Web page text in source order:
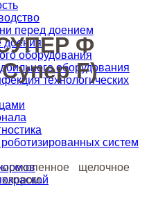
перед доением
доения
оборудования
оборудования
технологических
систем
Ф
F)
щелочное